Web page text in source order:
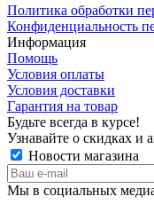
Политика обработки
Конфиденциальность
Информация
Помощь
Условия оплаты
Условия доставки
Гарантия на товар
Будьте всегда в курсе!
Узнавайте о скидках и
Новости магазина
Мы в социальных